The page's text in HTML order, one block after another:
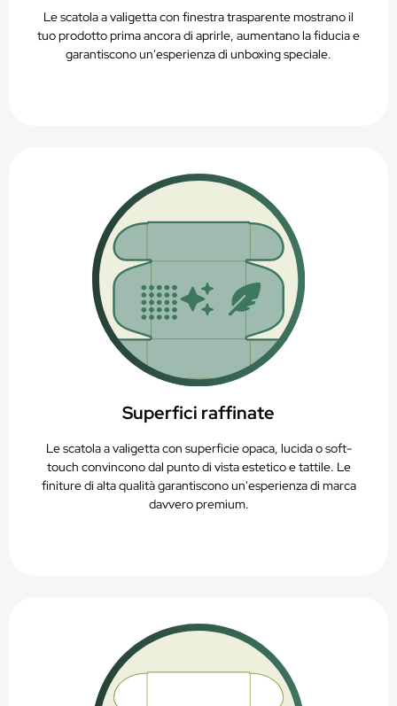
Le scatola a valigetta con finestra trasparente mostrano il
tuo prodotto prima ancora di aprirle, aumentano la fiducia e
garantiscono un'esperienza di unboxing speciale.
Superfici raffinate
Le scatola a valigetta con superficie opaca, lucida o soft-
touch convincono dal punto di vista estetico e tattile. Le
finiture di alta qualità garantiscono un'esperienza di marca
davvero premium.